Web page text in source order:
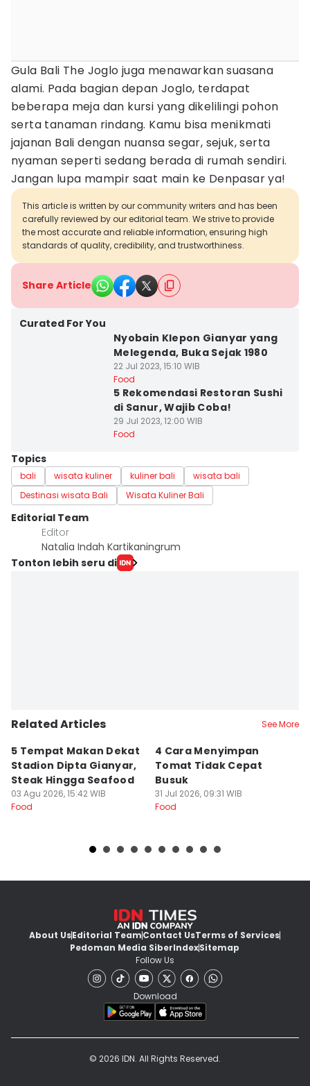
Gula Bali The Joglo juga menawarkan suasana
alami. Pada bagian depan Joglo, terdapat
beberapa meja dan kursi yang dikelilingi pohon
serta tanaman rindang. Kamu bisa menikmati
jajanan Bali dengan nuansa segar, sejuk, serta
nyaman seperti sedang berada di rumah sendiri.
Jangan lupa mampir saat main ke Denpasar ya!
This article is written by our community writers and has been
carefully reviewed by our editorial team. We strive to provide
the most accurate and reliable information, ensuring high
standards of quality, credibility, and trustworthiness.
Share Article
Curated For You
Nyobain Klepon Gianyar yang
Melegenda, Buka Sejak 1980
22 Jul 2023, 15:10 WIB
Food
5 Rekomendasi Restoran Sushi
di Sanur, Wajib Coba!
29 Jul 2023, 12:00 WIB
Food
Topics
bali wisata kuliner kuliner bali
wisata bali
Destinasi wisata Bali
Wisata Kuliner Bali
Editorial Team
Editor
Natalia Indah Kartikaningrum
Tonton lebih seru di
Related Articles See More
5 Tempat Makan Dekat
Stadion Dipta Gianyar,
Steak Hingga Seafood
03 Agu 2026, 15:42 WIB
Food
4 Cara Menyimpan
Tomat Tidak Cepat
Busuk
31 Jul 2026, 09:31 WIB
Food
About UsEditorial TeamContact UsTerms of Services
Pedoman Media SiberIndexSitemap
Follow Us
Download
© 2026 IDN. All Rights Reserved.